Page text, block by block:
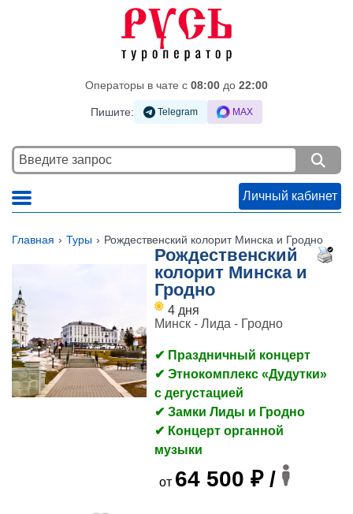
Операторы в чате c 08:00 до 22:00
Пишите: Telegram MAX
Личный кабинет
Главная Туры Рождественский колорит Минска и Гродно
Рождественский
колорит Минска и
Гродно
4 дня
Минск - Лида - Гродно
✔ Праздничный концерт
✔ Этнокомплекс «Дудутки»
с дегустацией
✔ Замки Лиды и Гродно
✔ Концерт органной
музыки
от 64 500 ₽ /